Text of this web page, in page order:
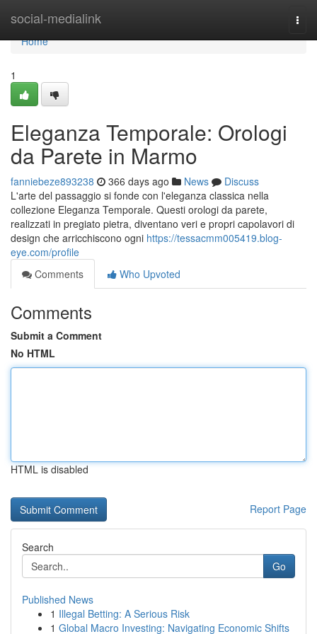
social-medialink
Home
Home
1
Eleganza Temporale: Orologi
da Parete in Marmo
fanniebeze893238 366 days ago News
Discuss
L'arte del passaggio si fonde con l'eleganza classica nella
collezione Eleganza Temporale. Questi orologi da parete,
realizzati in pregiato pietra, diventano veri e propri capolavori di
design che arricchiscono ogni https://tessacmm005419.blog-
eye.com/profile
Comments
Who Upvoted
Comments
Submit a Comment
No HTML
HTML is disabled
Report Page
Search
Go
Published News
1 Illegal Betting: A Serious Risk
1 Global Macro Investing: Navigating Economic Shifts